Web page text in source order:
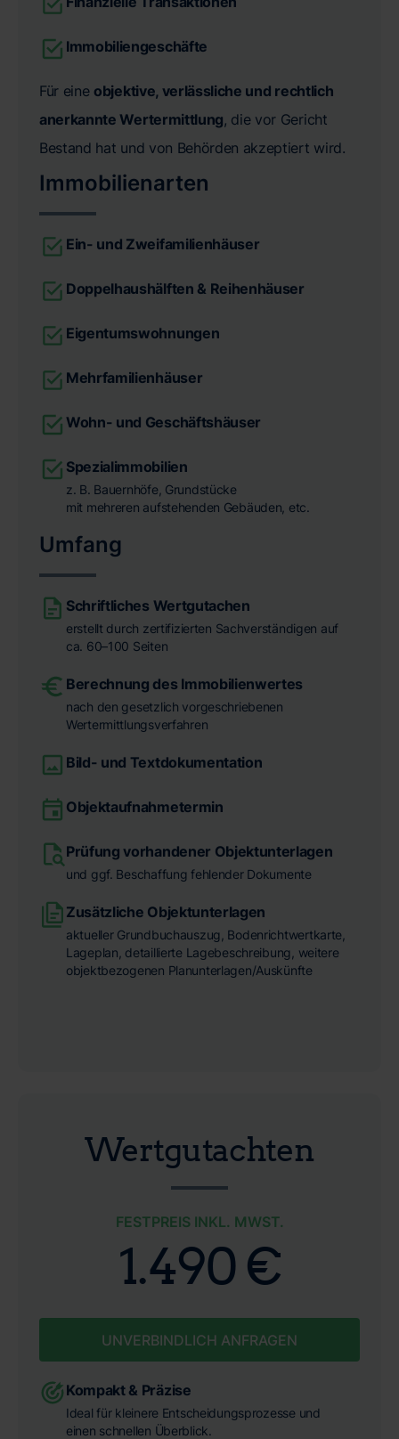
Wertgutachten
FESTPREIS INKL. MWST.
1.490 €
UNVERBINDLICH ANFRAGEN
Kompakt & Präzise
Ideal für kleinere Entscheidungsprozesse und
einen schnellen Überblick.
Immobiliengeschäfte
Für eine objektive, verlässliche und rechtlich
anerkannte Wertermittlung, die vor Gericht
Bestand hat und von Behörden akzeptiert wird.
Immobilienarten
Ein- und Zweifamilienhäuser
Doppelhaushälften & Reihenhäuser
Eigentumswohnungen
Mehrfamilienhäuser
Wohn- und Geschäftshäuser
Spezialimmobilien
z. B. Bauernhöfe, Grundstücke
mit mehreren aufstehenden Gebäuden, etc.
Umfang
Schriftliches Wertgutachen
erstellt durch zertifizierten Sachverständigen auf
ca. 60–100 Seiten
Berechnung des Immobilienwertes
nach den gesetzlich vorgeschriebenen
Wertermittlungsverfahren
Bild- und Textdokumentation
Objektaufnahmetermin
Prüfung vorhandener Objektunterlagen
und ggf. Beschaffung fehlender Dokumente
Zusätzliche Objektunterlagen
aktueller Grundbuchauszug, Bodenrichtwertkarte,
Lageplan, detaillierte Lagebeschreibung, weitere
objektbezogenen Planunterlagen/Auskünfte